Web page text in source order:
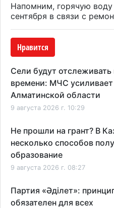
Напомним, горячую
сентября в связи с
Нравится
Сели будут
времени: МЧС усиливает
Алматинской области
9 августа 2026 г. 10:29
Не прошли на грант? В
несколько способов
образование
9 августа 2026 г. 08:27
Партия «Әділет»:
обязателен для всех